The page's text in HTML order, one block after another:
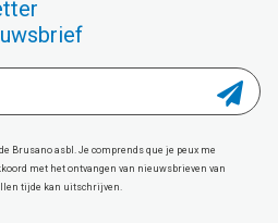
Brusano asbl. Je comprends que je peux me
met het ontvangen van nieuwsbrieven van
tijde kan uitschrijven.